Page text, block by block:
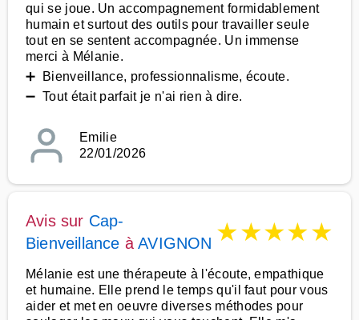
qui se joue. Un accompagnement formidablement
humain et surtout des outils pour travailler seule
tout en se sentent accompagnée. Un immense
merci à Mélanie.
➕ Bienveillance, professionnalisme, écoute.
➖ Tout était parfait je n'ai rien à dire.
Emilie
22/01/2026
Avis sur Cap-
Bienveillance àAVIGNON ★★★★★
Mélanie est une thérapeute à l'écoute, empathique
et humaine. Elle prend le temps qu'il faut pour vous
aider et met en oeuvre diverses méthodes pour